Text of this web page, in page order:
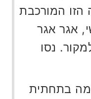
הזו המורכבת
אגר אגר
נסו
בתחתית